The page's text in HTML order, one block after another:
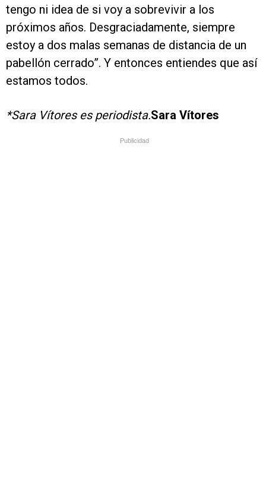
tengo ni idea de si voy a sobrevivir a los
próximos años. Desgraciadamente, siempre
estoy a dos malas semanas de distancia de un
pabellón cerrado”. Y entonces entiendes que así
estamos todos.
*Sara Vítores es periodista.Sara Vítores
Publicidad